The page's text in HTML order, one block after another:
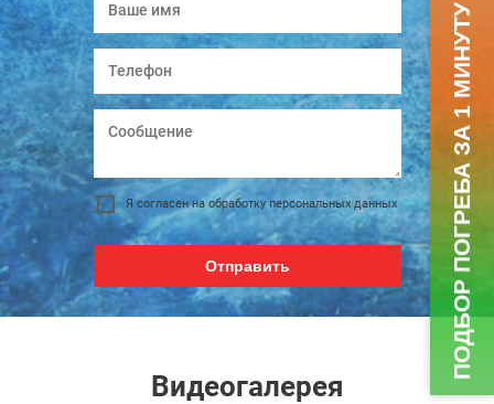
Я согласен на обработку персональных данных
Отправить
Видеогалерея
ПОДБОР ПОГРЕБА ЗА 1 МИНУТУ